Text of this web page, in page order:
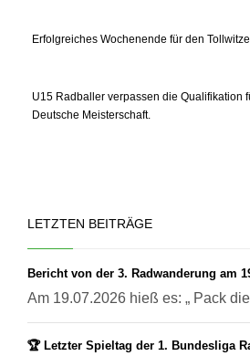
Erfolgreiches Wochenende für den
U15 Radballer verpassen die Qualifikation
Deutsche Meisterschaft.
LETZTEN BEITRÄGE
Bericht von der 3. Radwanderung am
Am 19.07.2026 hieß es: „ Pack
🏆 Letzter Spieltag der 1. Bundesliga